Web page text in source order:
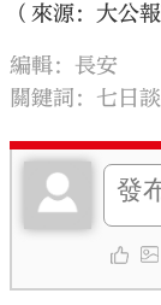
（來源：大公
編輯：長安
關鍵詞： 七日談